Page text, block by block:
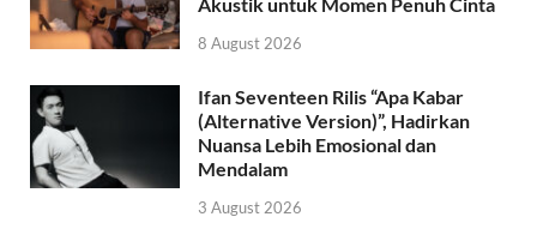
Akustik untuk Momen Penuh Cinta
8 August 2026
Ifan Seventeen Rilis “Apa Kabar
(Alternative Version)”, Hadirkan
Nuansa Lebih Emosional dan
Mendalam
3 August 2026